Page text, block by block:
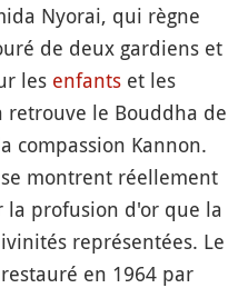
Nyorai, qui règne
de deux gardiens et
les enfants et les
retrouve le Bouddha de
compassion Kannon.
montrent réellement
profusion d'or que la
représentées. Le
en 1964 par